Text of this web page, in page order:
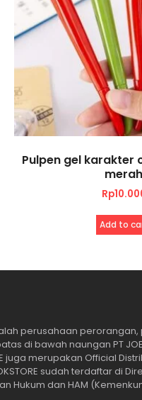
Pulpen gel karakter
merah
Rp
Add to
perusahaan
di bawah naungan PT JOEL
juga merupakan Official
sudah terdaftar di
Hukum dan HAM